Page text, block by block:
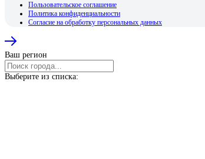
Пользовательское соглашение
Политика конфиденциальности
Согласие на обработку персональных данных
Ваш регион
Выберите из списка: